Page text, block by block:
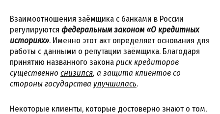
Взаимоотношения заёмщика с банками в России
регулируются федеральным законом «О кредитных
историях». Именно этот акт определяет основания для
работы с данными о репутации заёмщика. Благодаря
принятию названного законариск кредиторов
существенноснизился, а защита клиентов со
стороны государства улучшилась.
Некоторые клиенты, которые достоверно знают о том,